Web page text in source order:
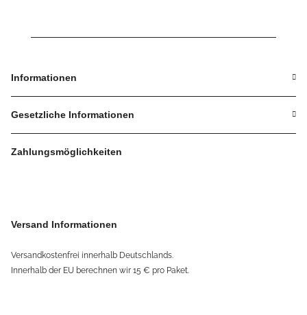
Informationen
Gesetzliche Informationen
Zahlungsmöglichkeiten
Versand Informationen
Versandkostenfrei innerhalb Deutschlands.
Innerhalb der EU berechnen wir 15 € pro Paket.